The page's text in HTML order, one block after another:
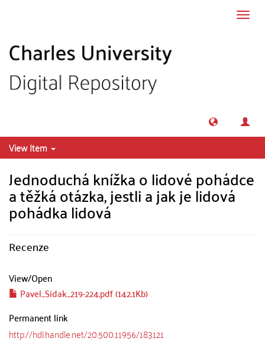
View Item
Jednoduchá knížka o lidové pohádce
a těžká otázka, jestli a jak je lidová
pohádka lidová
Recenze
View/Open
Pavel_Sidak_219-224.pdf (142.1Kb)
Permanent link
http://hdl.handle.net/20.500.11956/183121